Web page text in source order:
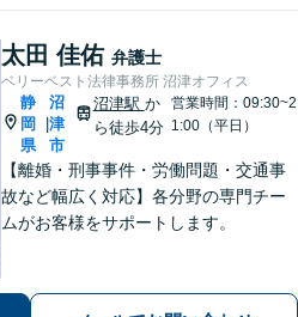
太田 佳佑 弁護士
ベリーベスト法律事務所 沼津オフィス
静
岡
県
沼
津
市
沼津駅 か
ら徒歩4分
営業時間：09:30~2
1:00（平日）
【離婚・刑事事件・労働問題・交通事
故など幅広く対応】各分野の専門チー
ムがお客様をサポートします。